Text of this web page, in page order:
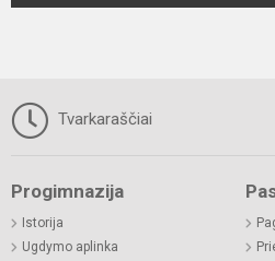
Tvarkaraščiai
Progimnazija
Istorija
Ugdymo aplinka